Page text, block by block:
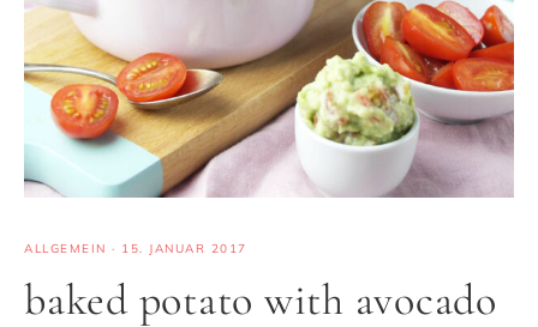
ALLGEMEIN · 15. JANUAR 2017
baked potato with avocado